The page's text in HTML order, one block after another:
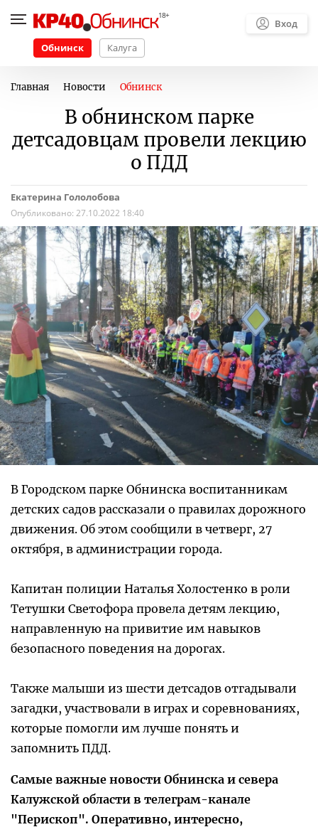
Обнинск Калуга
Вход
Главная Новости Обнинск
В обнинском парке
детсадовцам провели лекцию
о ПДД
Екатерина Гололобова
Опубликовано: 27.10.2022 18:40
В Городском парке Обнинска воспитанникам
детских садов рассказали о правилах дорожного
движения. Об этом сообщили в четверг, 27
октября, в администрации города.
Капитан полиции Наталья Холостенко в роли
Тетушки Светофора провела детям лекцию,
направленную на привитие им навыков
безопасного поведения на дорогах.
Также малыши из шести детсадов отгадывали
загадки, участвовали в играх и соревнованиях,
которые помогли им лучше понять и
запомнить ПДД.
Самые важные новости Обнинска и севера
Калужской области в телеграм-канале
"Перископ". Оперативно, интересно,